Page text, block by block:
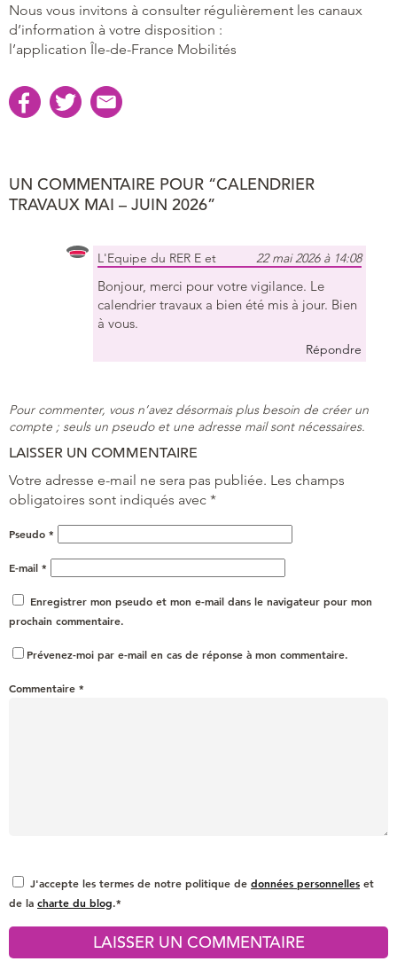
Nous vous invitons à consulter régulièrement les canaux
d’information à votre disposition :
l’application Île-de-France Mobilités
UN COMMENTAIRE POUR “CALENDRIER
TRAVAUX MAI – JUIN 2026”
L'Equipe du RER E et 22 mai 2026 à 14:08
Bonjour, merci pour votre vigilance. Le
calendrier travaux a bien été mis à jour. Bien
à vous.
Répondre
Pour commenter, vous n’avez désormais plus besoin de créer un
compte ; seuls un pseudo et une adresse mail sont nécessaires.
LAISSER UN COMMENTAIRE
Votre adresse e-mail ne sera pas publiée. Les champs
obligatoires sont indiqués avec *
Pseudo *
E-mail *
Enregistrer mon pseudo et mon e-mail dans le navigateur pour mon
prochain commentaire.
Prévenez-moi par e-mail en cas de réponse à mon commentaire.
Commentaire *
J'accepte les termes de notre politique de données personnelles et
de la charte du blog.*